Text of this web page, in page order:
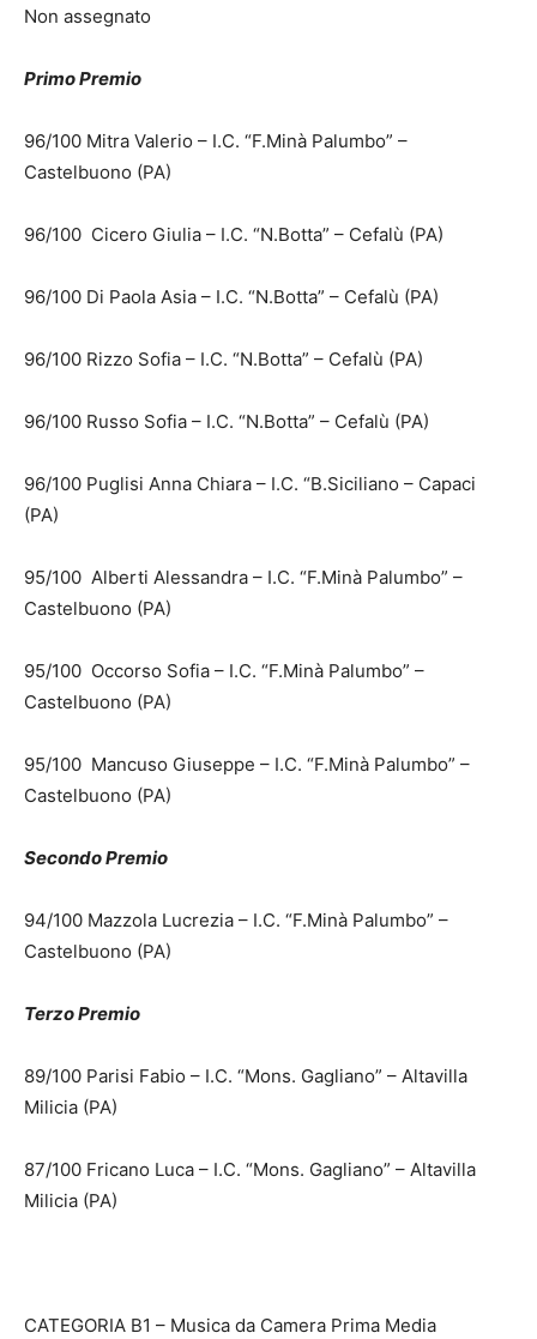
Non assegnato
Primo Premio
96/100 Mitra Valerio – I.C. “F.Minà Palumbo” –
Castelbuono (PA)
96/100 Cicero Giulia – I.C. “N.Botta” – Cefalù (PA)
96/100 Di Paola Asia – I.C. “N.Botta” – Cefalù (PA)
96/100 Rizzo Sofia – I.C. “N.Botta” – Cefalù (PA)
96/100 Russo Sofia – I.C. “N.Botta” – Cefalù (PA)
96/100 Puglisi Anna Chiara – I.C. “B.Siciliano – Capaci
(PA)
95/100 Alberti Alessandra – I.C. “F.Minà Palumbo” –
Castelbuono (PA)
95/100 Occorso Sofia – I.C. “F.Minà Palumbo” –
Castelbuono (PA)
95/100 Mancuso Giuseppe – I.C. “F.Minà Palumbo” –
Castelbuono (PA)
Secondo Premio
94/100 Mazzola Lucrezia – I.C. “F.Minà Palumbo” –
Castelbuono (PA)
Terzo Premio
89/100 Parisi Fabio – I.C. “Mons. Gagliano” – Altavilla
Milicia (PA)
87/100 Fricano Luca – I.C. “Mons. Gagliano” – Altavilla
Milicia (PA)
CATEGORIA B1 – Musica da Camera Prima Media